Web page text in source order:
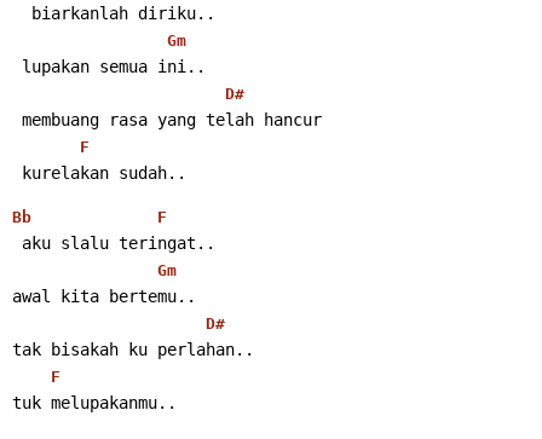
  biarkanlah diriku..
Gm
lupakan semua ini..
D#
membuang rasa yang telah hancur
F
kurelakan sudah..
Bb F
aku slalu teringat..
Gm
awal kita bertemu..
D#
tak bisakah ku perlahan..
F
tuk melupakanmu..